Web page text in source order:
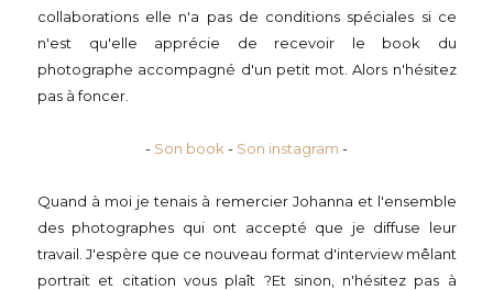
collaborations elle n'a pas de conditions spéciales si ce
n'est qu'elle apprécie de recevoir le book du
photographe accompagné d'un petit mot. Alors n'hésitez
pas à foncer.
- Son book - Son instagram -
Quand à moi je tenais à remercier Johanna et l'ensemble
des photographes qui ont accepté que je diffuse leur
travail. J'espère que ce nouveau format d'interview mêlant
portrait et citation vous plaît ?Et sinon, n'hésitez pas à